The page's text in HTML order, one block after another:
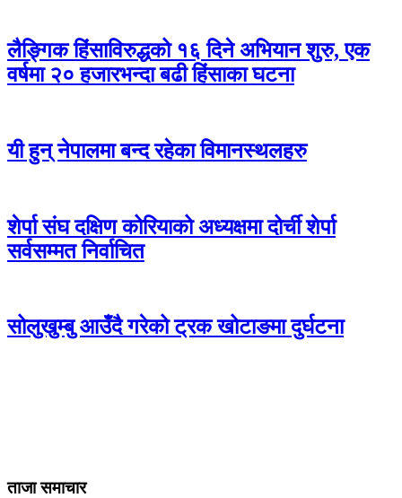
लैङ्गिक हिंसाविरुद्धको १६ दिने अभियान शुरु, एक
वर्षमा २० हजारभन्दा बढी हिंसाका घटना
यी हुन् नेपालमा बन्द रहेका विमानस्थलहरु
शेर्पा संघ दक्षिण कोरियाको अध्यक्षमा दोर्ची शेर्पा
सर्वसम्मत निर्वाचित
सोलुखुम्बु आउँदै गरेको ट्रक खोटाङमा दुर्घटना
ताजा समाचार